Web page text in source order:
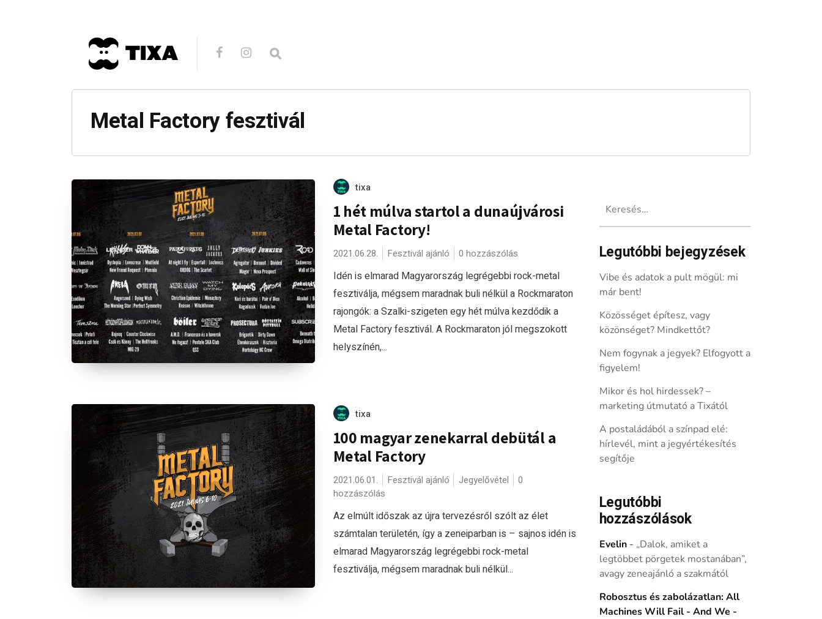
Metal Factory fesztivál
tixa
1 hét múlva startol a dunaújvárosi
Metal Factory!
2021.06.28. Fesztivál ajánló 0 hozzászólás
Idén is elmarad Magyarország legrégebbi rock-metal
fesztiválja, mégsem maradnak buli nélkül a Rockmaraton
rajongók: a Szalki-szigeten egy hét múlva kezdődik a
Metal Factory fesztivál. A Rockmaraton jól megszokott
helyszínén,...
tixa
100 magyar zenekarral debütál a
Metal Factory
2021.06.01. Fesztivál ajánló Jegyelővétel
0
hozzászólás
Az elmúlt időszak az újra tervezésről szólt az élet
számtalan területén, így a zeneiparban is – sajnos idén is
elmarad Magyarország legrégebbi rock-metal
fesztiválja, mégsem maradnak buli nélkül...
Legutóbbi bejegyzések
Vibe és adatok a pult mögül: mi
már bent!
Közösséget építesz, vagy
közönséget? Mindkettőt?
Nem fogynak a jegyek? Elfogyott a
figyelem!
Mikor és hol hirdessek? –
marketing útmutató a Tixától
A postaládából a színpad elé:
hírlevél, mint a jegyértékesítés
segítője
Legutóbbi
hozzászólások
Evelin- „Dalok, amiket a
legtöbbet pörgetek mostanában”,
avagy zeneajánló a szakmától
Robosztus és zabolázatlan: All
Machines Will Fail - And We -